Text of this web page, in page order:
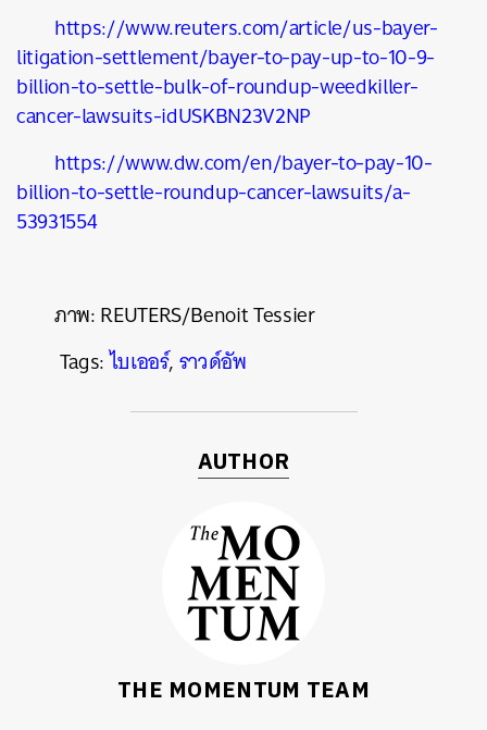
https://www.reuters.com/article/us-bayer-
litigation-settlement/bayer-to-pay-up-to-10-9-
billion-to-settle-bulk-of-roundup-weedkiller-
cancer-lawsuits-idUSKBN23V2NP
https://www.dw.com/en/bayer-to-pay-10-
billion-to-settle-roundup-cancer-lawsuits/a-
53931554
ภาพ: REUTERS/Benoit Tessier
Tags:ไบเออร์,ราวด์อัพ
AUTHOR
THE MOMENTUM TEAM